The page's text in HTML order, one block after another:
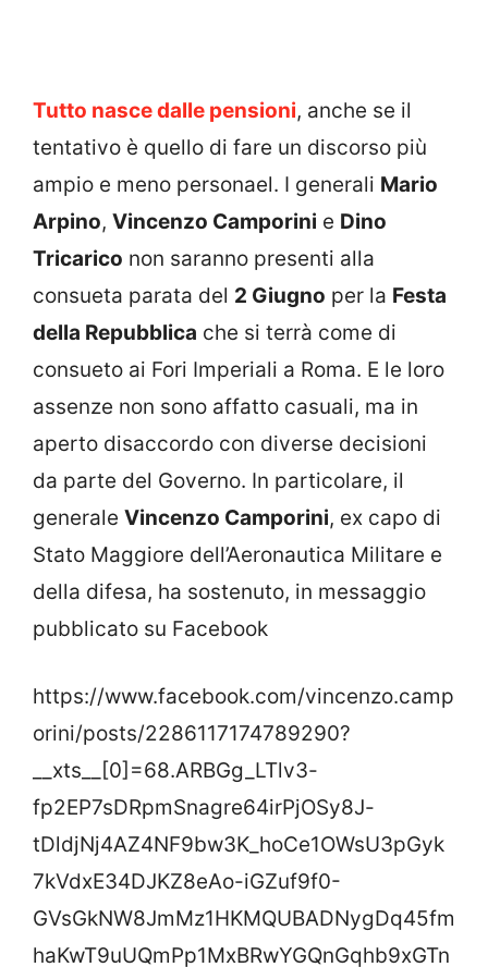
Tutto nasce dalle pensioni, anche se il
tentativo è quello di fare un discorso più
ampio e meno personael. I generali Mario
Arpino, Vincenzo Camporini e Dino
Tricarico non saranno presenti alla
consueta parata del 2 Giugno per la Festa
della Repubblica che si terrà come di
consueto ai Fori Imperiali a Roma. E le loro
assenze non sono affatto casuali, ma in
aperto disaccordo con diverse decisioni
da parte del Governo. In particolare, il
generale Vincenzo Camporini, ex capo di
Stato Maggiore dell’Aeronautica Militare e
della difesa, ha sostenuto, in messaggio
pubblicato su Facebook
https://www.facebook.com/vincenzo.camp
orini/posts/2286117174789290?
__xts__[0]=68.ARBGg_LTlv3-
fp2EP7sDRpmSnagre64irPjOSy8J-
tDldjNj4AZ4NF9bw3K_hoCe1OWsU3pGyk
7kVdxE34DJKZ8eAo-iGZuf9f0-
GVsGkNW8JmMz1HKMQUBADNygDq45fm
haKwT9uUQmPp1MxBRwYGQnGqhb9xGTn